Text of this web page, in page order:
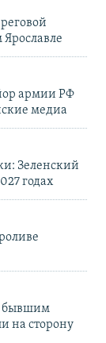
армии РФ
медиа
Зеленский
годах
бывшим
на сторону